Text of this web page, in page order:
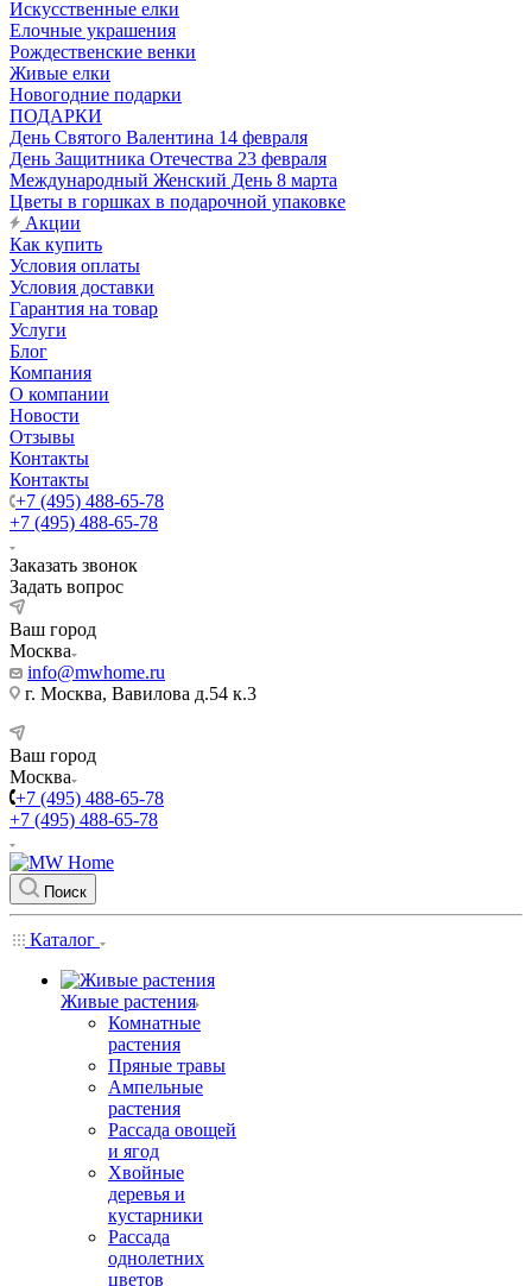
Искусственные елки
Елочные украшения
Рождественские венки
Живые елки
Новогодние подарки
ПОДАРКИ
День Святого Валентина 14 февраля
День Защитника Отечества 23 февраля
Международный Женский День 8 марта
Цветы в горшках в подарочной упаковке
Акции
Как купить
Условия оплаты
Условия доставки
Гарантия на товар
Услуги
Блог
Компания
О компании
Новости
Отзывы
Контакты
Контакты
+7 (495) 488-65-78
+7 (495) 488-65-78
Заказать звонок
Задать вопрос
Ваш город
Москва
info@mwhome.ru
г. Москва, Вавилова д.54 к.3
Ваш город
Москва
+7 (495) 488-65-78
+7 (495) 488-65-78
Поиск
Каталог
Живые растения
Комнатные
растения
Пряные травы
Ампельные
растения
Рассада овощей
и ягод
Хвойные
деревья и
кустарники
Рассада
однолетних
цветов